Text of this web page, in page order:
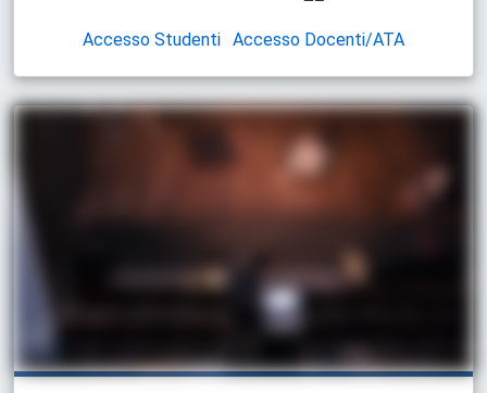
Accesso Studenti Accesso Docenti/ATA